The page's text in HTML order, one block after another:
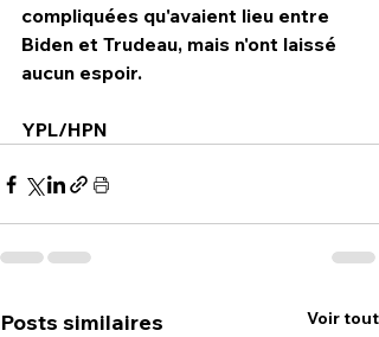
compliquées qu'avaient lieu entre
Biden et Trudeau, mais n'ont laissé
aucun espoir.
YPL/HPN
Posts similaires Voir tout